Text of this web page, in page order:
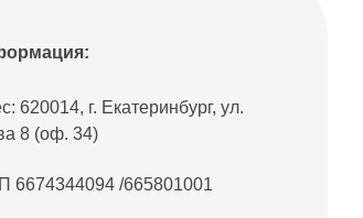
620014, г. Екатеринбург, ул.
8 (оф. 34)
6674344094 /665801001